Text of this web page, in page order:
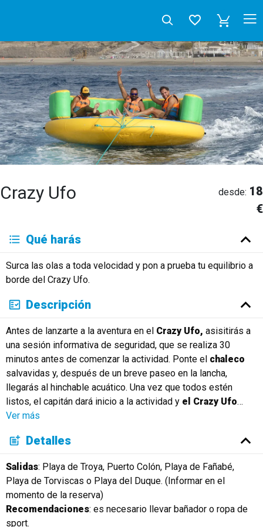
Crazy Ufo desde: 18
€
Deutsch English
Français
Italiano
Neerlandés
Русский
Qué harás
Surca las olas a toda velocidad y pon a prueba tu equilibrio a
borde del Crazy Ufo.
Descripción
Antes de lanzarte a la aventura en el Crazy Ufo, asisitirás a
una sesión informativa de seguridad, que se realiza 30
minutos antes de comenzar la actividad. Ponte el chaleco
salvavidas y, después de un breve paseo en la lancha,
llegarás al hinchable acuático. Una vez que todos estén
listos, el capitán dará inicio a la actividad y el Crazy Ufo…
Ver más
Detalles
Salidas: Playa de Troya, Puerto Colón, Playa de Fañabé,
Playa de Torviscas o Playa del Duque. (Informar en el
momento de la reserva)
Recomendaciones: es necesario llevar bañador o ropa de
sport.